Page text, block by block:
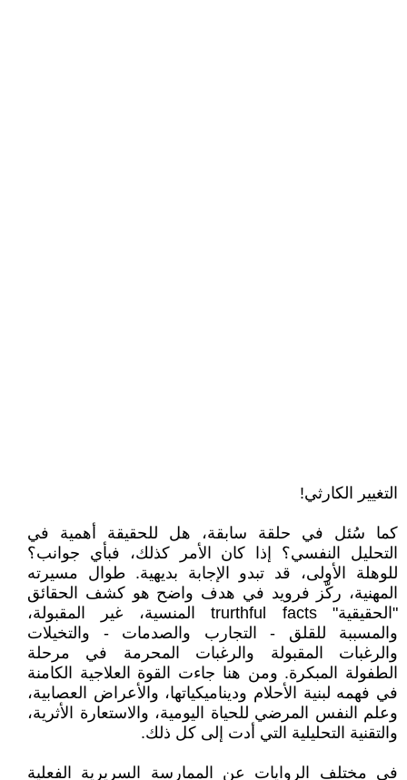
التغيير الكارثي!
كما سُئل في حلقة سابقة، هل للحقيقة أهمية في
التحليل النفسي؟ إذا كان الأمر كذلك، فبأي جوانب؟
للوهلة الأولى، قد تبدو الإجابة بديهية. طوال مسيرته
المهنية، ركّز فرويد في هدف واضح هو كشف الحقائق
"الحقيقية" trurthful facts المنسية، غير المقبولة،
والمسببة للقلق - التجارب والصدمات - والتخيلات
والرغبات المقبولة والرغبات المحرمة في مرحلة
الطفولة المبكرة. ومن هنا جاءت القوة العلاجية الكامنة
في فهمه لبنية الأحلام وديناميكياتها، والأعراض العصابية،
وعلم النفس المرضي للحياة اليومية، والاستعارة الأثرية،
والتقنية التحليلية التي أدت إلى كل ذلك.
في مختلف الروايات عن الممارسة السريرية الفعلية